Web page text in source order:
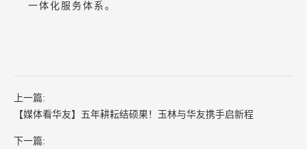
一体化服务体系。
上一篇:
【媒体看华友】五年耕耘结硕果！玉林与华友携手启新程
下一篇: